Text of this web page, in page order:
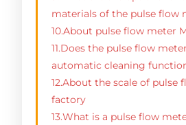
materials of the pulse flow
10.About pulse flow meter
11.Does the pulse flow
automatic cleaning
12.About the scale of pulse
factory
13.What is a pulse flow